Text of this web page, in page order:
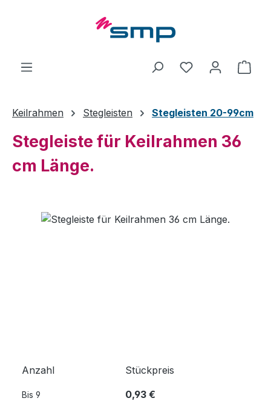
Zum Hauptinhalt springen
Keilrahmen Stegleisten Stegleisten 20-99cm
Stegleiste für Keilrahmen 36
cm Länge.
Bildergalerie überspringen
Anzahl Stückpreis
Bis 9 0,93 €